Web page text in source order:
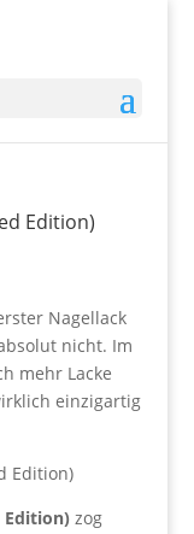
Edition)
Nagellack
nicht. Im
mehr Lacke
einzigartig
zog